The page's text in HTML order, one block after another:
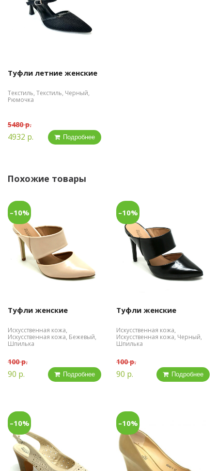
Туфли летние женские
Текстиль, Текстиль, Черный,
Рюмочка
5480 р.
4932 р. Подробнее
Похожие товары
–10%
Туфли женские
Искусственная кожа,
Искусственная кожа, Бежевый,
Шпилька
100 р.
90 р. Подробнее
–10%
Туфли женские
Искусственная кожа,
Искусственная кожа, Черный,
Шпилька
100 р.
90 р. Подробнее
–10% –10%